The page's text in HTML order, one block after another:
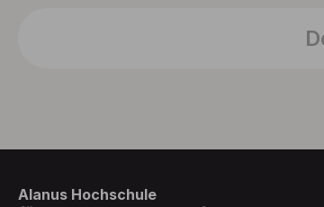
Alanus Hochschule